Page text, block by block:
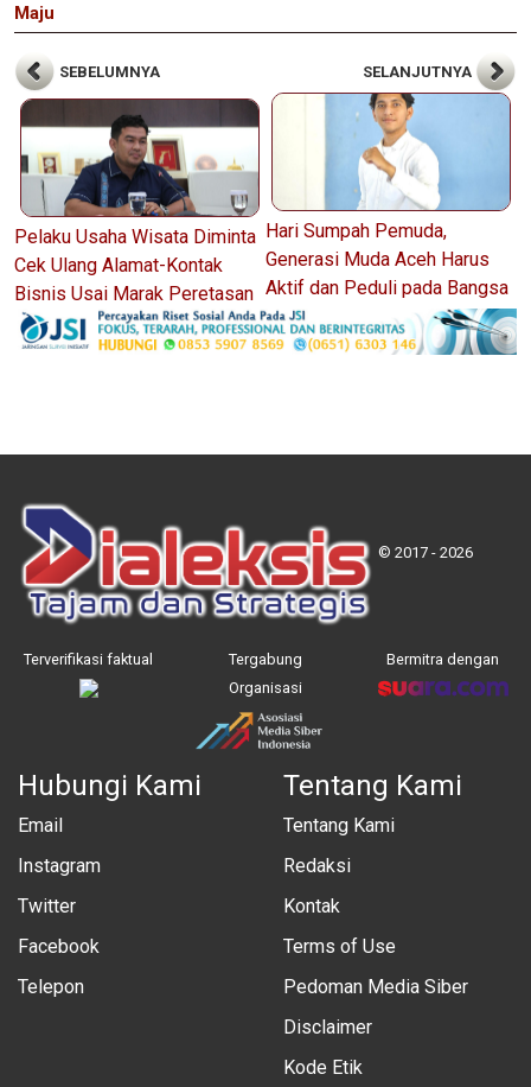
Maju
SEBELUMNYA
Pelaku Usaha Wisata Diminta
Cek Ulang Alamat-Kontak
Bisnis Usai Marak Peretasan
SELANJUTNYA
Hari Sumpah Pemuda,
Generasi Muda Aceh Harus
Aktif dan Peduli pada Bangsa
© 2017 - 2026
Terverifikasi faktual
Tergabung
Organisasi
Bermitra dengan
Hubungi Kami
Email
Instagram
Twitter
Facebook
Telepon
Tentang Kami
Tentang Kami
Redaksi
Kontak
Terms of Use
Pedoman Media Siber
Disclaimer
Kode Etik